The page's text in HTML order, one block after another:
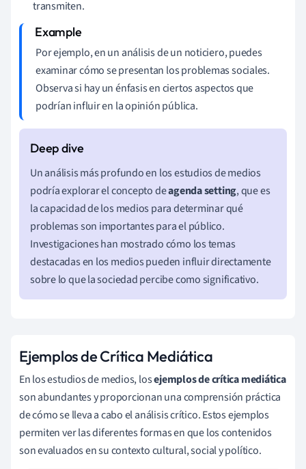
transmiten.
Por ejemplo, en un análisis de un noticiero, puedes
examinar cómo se presentan los problemas sociales.
Observa si hay un énfasis en ciertos aspectos que
podrían influir en la opinión pública.
Un análisis más profundo en los estudios de medios
podría explorar el concepto deagenda setting, que es
la capacidad de los medios para determinar qué
problemas son importantes para el público.
Investigaciones han mostrado cómo los temas
destacadas en los medios pueden influir directamente
sobre lo que la sociedad percibe como significativo.
Ejemplos de Crítica Mediática
En los estudios de medios, losejemplos de crítica mediática
son abundantes y proporcionan una comprensión práctica
de cómo se lleva a cabo el análisis crítico. Estos ejemplos
permiten ver las diferentes formas en que los contenidos
son evaluados en su contexto cultural, social y político.